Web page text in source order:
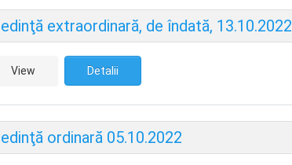
extraordinară, de îndată, 13.10.2022
View Detalii
ordinară 05.10.2022